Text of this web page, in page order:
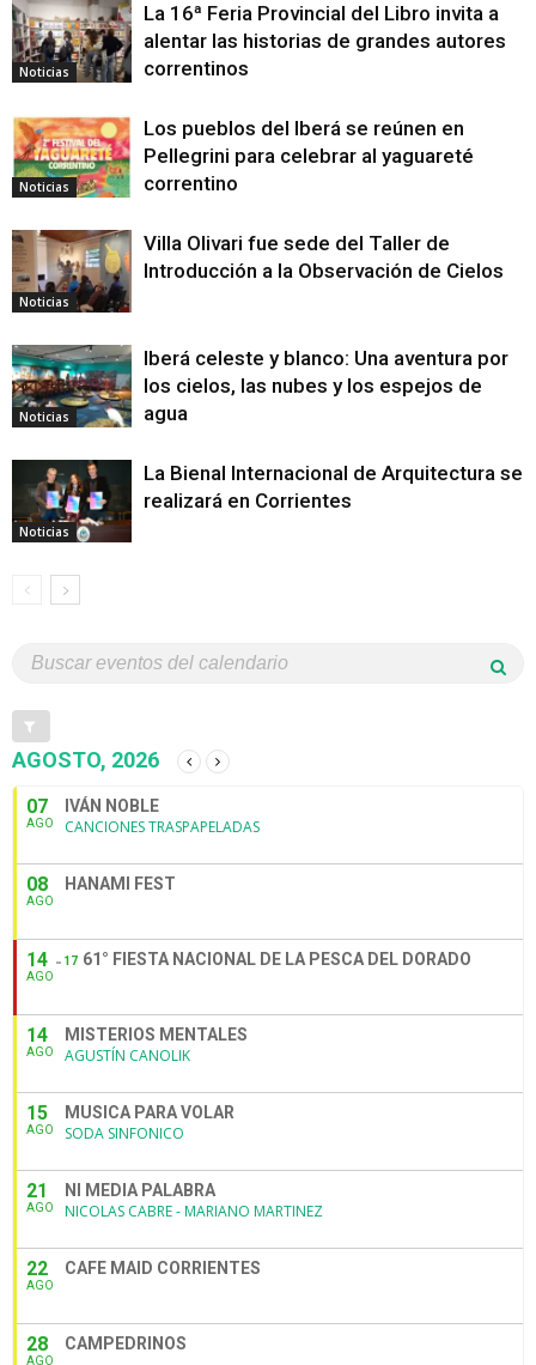
Noticias
La 16ª Feria Provincial del Libro invita a
alentar las historias de grandes autores
correntinos
Noticias
Los pueblos del Iberá se reúnen en
Pellegrini para celebrar al yaguareté
correntino
Noticias
Villa Olivari fue sede del Taller de
Introducción a la Observación de Cielos
Noticias
Iberá celeste y blanco: Una aventura por
los cielos, las nubes y los espejos de
agua
Noticias
La Bienal Internacional de Arquitectura se
realizará en Corrientes
AGOSTO, 2026
07
AGO
IVÁN NOBLE
CANCIONES TRASPAPELADAS
08
AGO
HANAMI FEST
14
AGO
17 61° FIESTA NACIONAL DE LA PESCA DEL DORADO
14
AGO
MISTERIOS MENTALES
AGUSTÍN CANOLIK
15
AGO
MUSICA PARA VOLAR
SODA SINFONICO
21
AGO
NI MEDIA PALABRA
NICOLAS CABRE - MARIANO MARTINEZ
22
AGO
CAFE MAID CORRIENTES
28
AGO
CAMPEDRINOS